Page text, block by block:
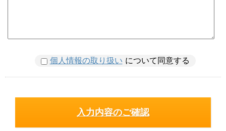
個人情報の取り扱い について同意する